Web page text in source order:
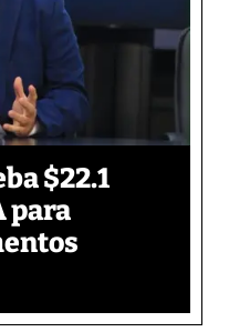
$22.1
para